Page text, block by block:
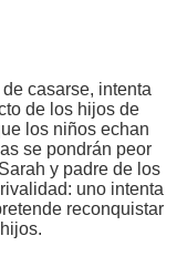
casarse, intenta
de los hijos de
los niños echan
se pondrán peor
y padre de los
uno intenta
reconquistar